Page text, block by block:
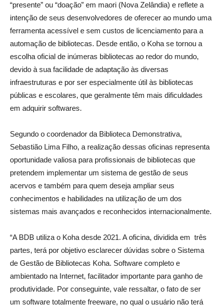
“presente” ou “doação” em maori (Nova Zelândia) e reflete a
intenção de seus desenvolvedores de oferecer ao mundo uma
ferramenta acessível e sem custos de licenciamento para a
automação de bibliotecas. Desde então, o Koha se tornou a
escolha oficial de inúmeras bibliotecas ao redor do mundo,
devido à sua facilidade de adaptação às diversas
infraestruturas e por ser especialmente útil às bibliotecas
públicas e escolares, que geralmente têm mais dificuldades
em adquirir softwares.
Segundo o coordenador da Biblioteca Demonstrativa,
Sebastião Lima Filho, a realização dessas oficinas representa
oportunidade valiosa para profissionais de bibliotecas que
pretendem implementar um sistema de gestão de seus
acervos e também para quem deseja ampliar seus
conhecimentos e habilidades na utilização de um dos
sistemas mais avançados e reconhecidos internacionalmente.
“A BDB utiliza o Koha desde 2021. A oficina, dividida em três
partes, terá por objetivo esclarecer dúvidas sobre o Sistema
de Gestão de Bibliotecas Koha. Software completo e
ambientado na Internet, facilitador importante para ganho de
produtividade. Por conseguinte, vale ressaltar, o fato de ser
um software totalmente freeware, no qual o usuário não terá